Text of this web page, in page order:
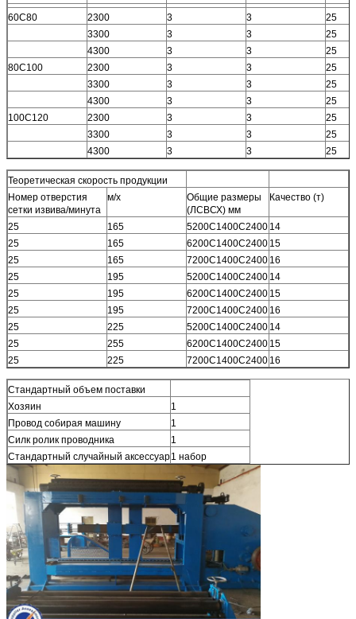
60С80 2300 3 3
25
3300
3 3
25
4300
3 3
25
80С100
2300 3 3
25
3300
3 3
25
4300
3 3
25
100С120
2300 3 3
25
3300
3 3
25
4300
3 3 25
Теоретическая скорость продукции
Номер отверстия
сетки извива/минута
м/х
Общие размеры
(ЛСВСХ) мм
Качество (т)
25 165 5200С1400С2400 14
25
165 6200С1400С2400 15
25
165 7200С1400С2400 16
25
195 5200С1400С2400 14
25
195 6200С1400С2400 15
25
195 7200С1400С2400 16
25
225 5200С1400С2400 14
25
255 6200С1400С2400 15
25
225 7200С1400С2400 16
Стандартный объем поставки
Хозяин
1
Провод собирая машину
1
Силк ролик проводника
1
Стандартный случайный аксессуар1 набор